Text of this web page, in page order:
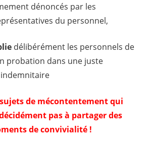
dénoncés par les
du personnel,
délibérément les personnels de
probation dans une juste
de mécontentement qui
pas à partager des
de convivialité !